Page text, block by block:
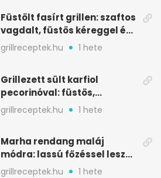
Füstölt fasírt grillen: szaftos
vagdalt, füstös kéreggel és
BBQ mázzal
grillreceptek.hu 1 hete
Grillezett sült karfiol
pecorinóval: füstös,
karamellizált nyári kedvenc
grillreceptek.hu 1 hete
Marha rendang maláj
módra: lassú főzéssel lesz
igazán szaftos
grillreceptek.hu 1 hete